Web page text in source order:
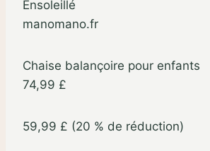
Ensoleillé
manomano.fr
Chaise balançoire pour enfants
74,99 £
59,99 £ (20 % de réduction)